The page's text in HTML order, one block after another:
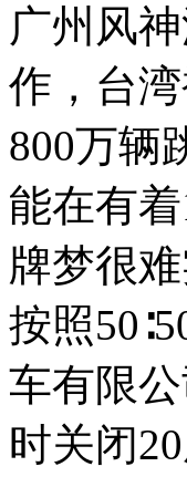
广州风
作，台
800万辆
能在有
牌梦很
按照
车有限
时关闭20